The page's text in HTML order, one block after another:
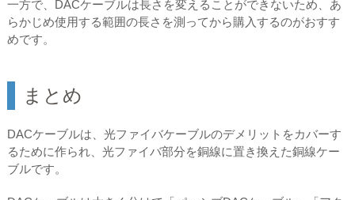
一方で、DACケーブルは長さを変えることができないため、あ
らかじめ使用する範囲の長さを測ってから購入するのがおすす
めです。
まとめ
DACケーブルは、光ファイバケーブルのデメリットをカバーす
るために作られ、光ファイバ部分を銅線に置き換えた銅線ケー
ブルです。